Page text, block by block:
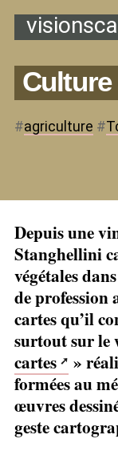
Culture
#agriculture #
Depuis une
Stanghellini
végétales
de profession
cartes qu’il
surtout sur le
cartes
»
formées au
œuvres
geste